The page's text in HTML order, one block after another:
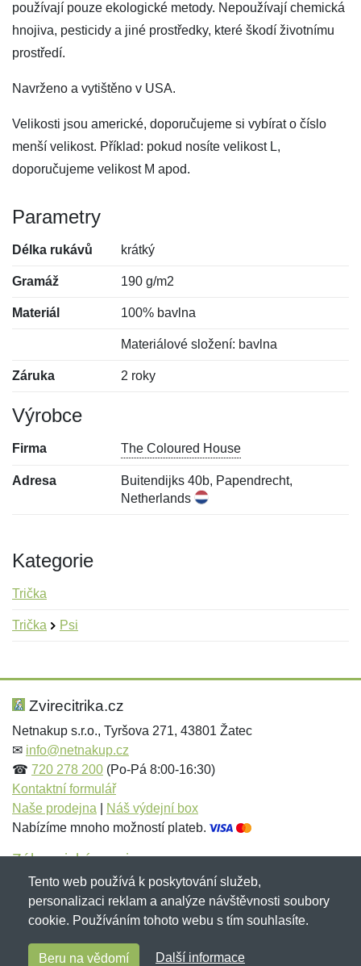
používají pouze ekologické metody. Nepoužívají chemická
hnojiva, pesticidy a jiné prostředky, které škodí životnímu
prostředí.
Navrženo a vytištěno v USA.
Velikosti jsou americké, doporučujeme si vybírat o číslo
menší velikost. Příklad: pokud nosíte velikost L,
doporučujeme velikost M apod.
Parametry
Délka rukávů krátký
Gramáž 190 g/m2
Materiál 100% bavlna
Materiálové složení: bavlna
Záruka 2 roky
Výrobce
Firma The Coloured House
Adresa
Buitendijks 40b, Papendrecht,
Netherlands
Kategorie
Trička
Trička Psi
Hodnocení:
Jméno: *
Zpráva*
Jméno:
E-mail:*
Zvirecitrika.cz
Netnakup s.r.o., Tyršova 271, 43801 Žatec
✉ info@netnakup.cz
☎ 720 278 200 (Po-Pá 8:00-16:30)
Kontaktní formulář
Naše prodejna
Náš výdejní box
Nabízíme mnoho možností plateb.
Zákaznický servis
Novinky emailem
Copyright © 2007-2026 (19 let s vámi)Netnakup.cz
Tento web používá k poskytování služeb,
personalizaci reklam a analýze návštěvnosti soubory
cookie. Používáním tohoto webu s tím souhlasíte.
Beru na vědomí Další informace